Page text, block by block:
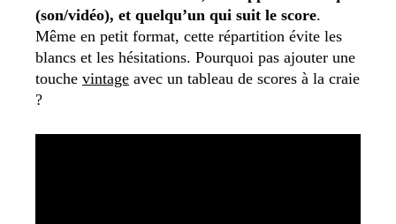
(son/vidéo), et quelqu’un qui suit le score.
Même en petit format, cette répartition évite les
blancs et les hésitations. Pourquoi pas ajouter une
touche vintage avec un tableau de scores à la craie
?